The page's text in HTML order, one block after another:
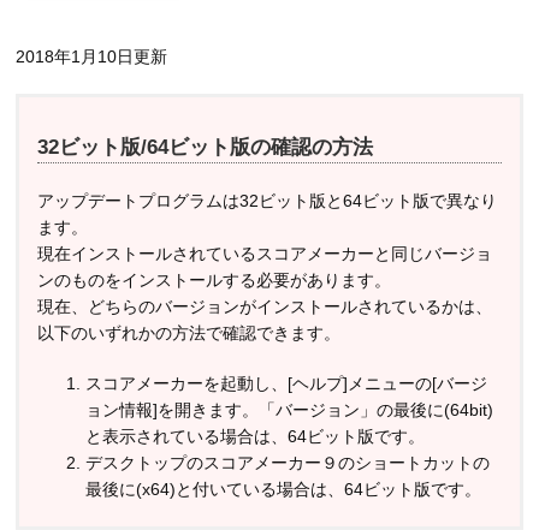
2018年1月10日更新
32ビット版/64ビット版の確認の方法
アップデートプログラムは32ビット版と64ビット版で異なり
ます。
現在インストールされているスコアメーカーと同じバージョ
ンのものをインストールする必要があります。
現在、どちらのバージョンがインストールされているかは、
以下のいずれかの方法で確認できます。
スコアメーカーを起動し、[ヘルプ]メニューの[バージ
ョン情報]を開きます。「バージョン」の最後に(64bit)
と表示されている場合は、64ビット版です。
デスクトップのスコアメーカー９のショートカットの
最後に(x64)と付いている場合は、64ビット版です。